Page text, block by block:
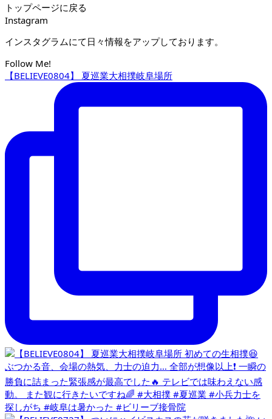
トップページに戻る
Instagram
インスタグラムにて日々情報をアップしております。
Follow Me!
【BELIEVE0804】 夏巡業大相撲岐阜場所